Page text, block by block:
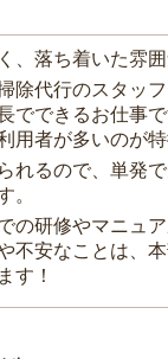
、落ち着いた雰囲
除代行のスタッ
でできるお仕事
用者が多いのが特
れるので、単発
。
の研修やマニュ
不安なことは、
す！